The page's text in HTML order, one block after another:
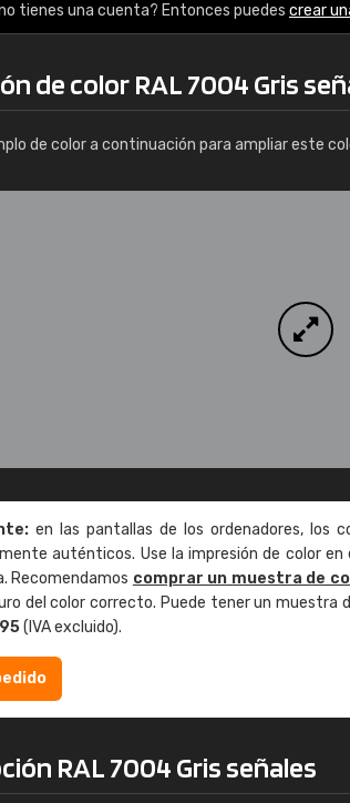
tienes una cuenta? Entonces puedes crear
de color RAL 7004 Gris
de color a continuación para ampliar este
en las pantallas de los ordenadores, los
auténticos. Use la impresión de color en
Recomendamos comprar un muestra de
del color correcto. Puede tener un muestra
(IVA excluido).
RAL 7004 Gris señales